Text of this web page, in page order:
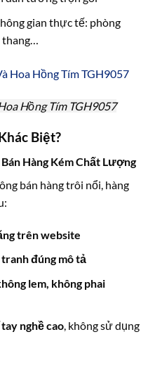
gian thực tế: phòng
Hồng Tím TGH9057
Biệt?
Hàng Kém Chất Lượng
bán hàng trôi nổi, hàng
trên website
đúng mô tả
lem, không phai
nghề cao, không sử dụng